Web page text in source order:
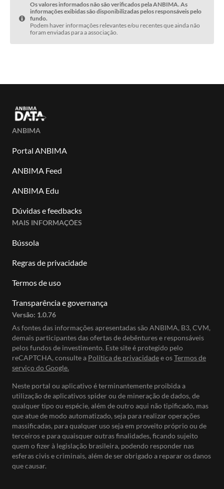
Os valores informados não são verificados pela ANBIMA. As
informações exibidas são disponibilizadas pelos responsáveis pelo
fundo.
Podem haver informações relevantes e/ou recentes que ainda não
foram enviadas para a associação.
ANBIMA
Portal ANBIMA
ANBIMA Feed
ANBIMA Edu
Dúvidas e feedbacks
MAIS INFORMAÇÕES
Bússola
Regras de privacidade
Termos de uso
Transparência e governança
Versão: 1.0.76
As fontes das informações apresentadas são ANBIMA, B3, CVM,
demais participantes das ofertas de debêntures e responsáveis
pelos fundos de investimento. Este site é protegido pelo
reCAPTCHA, consulte a Política de privacidadee osTermos de
serviço do Google.
Neste portal ou aplicativo é terminantemente proibida a
utilização de aplicativos spider ou de mineração de dados, de
qualquer tipo ou espécie, além de outro aqui não tipificado, mas
que atue de modo automatizado, seja para realizar operações
massificadas, para qualquer uso seja em proveito próprio ou de
terceiros e para quaisquer outras finalidades, ficando sujeito
quem o fizer à legislação brasileira, podendo responder nas
esferas civis e criminais, além de ser obrigado a reparar os danos
que causar.